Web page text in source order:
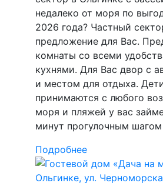
недалеко от моря по
2026 года? Частный
предложение для Вас.
комнаты cо всеми
кухнями. Для Вас двор с
и местом для отдыха.
принимаются с любого
моря и пляжей у вас
минут прогулочным шагом
Подробнее